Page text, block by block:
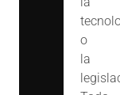
o
la